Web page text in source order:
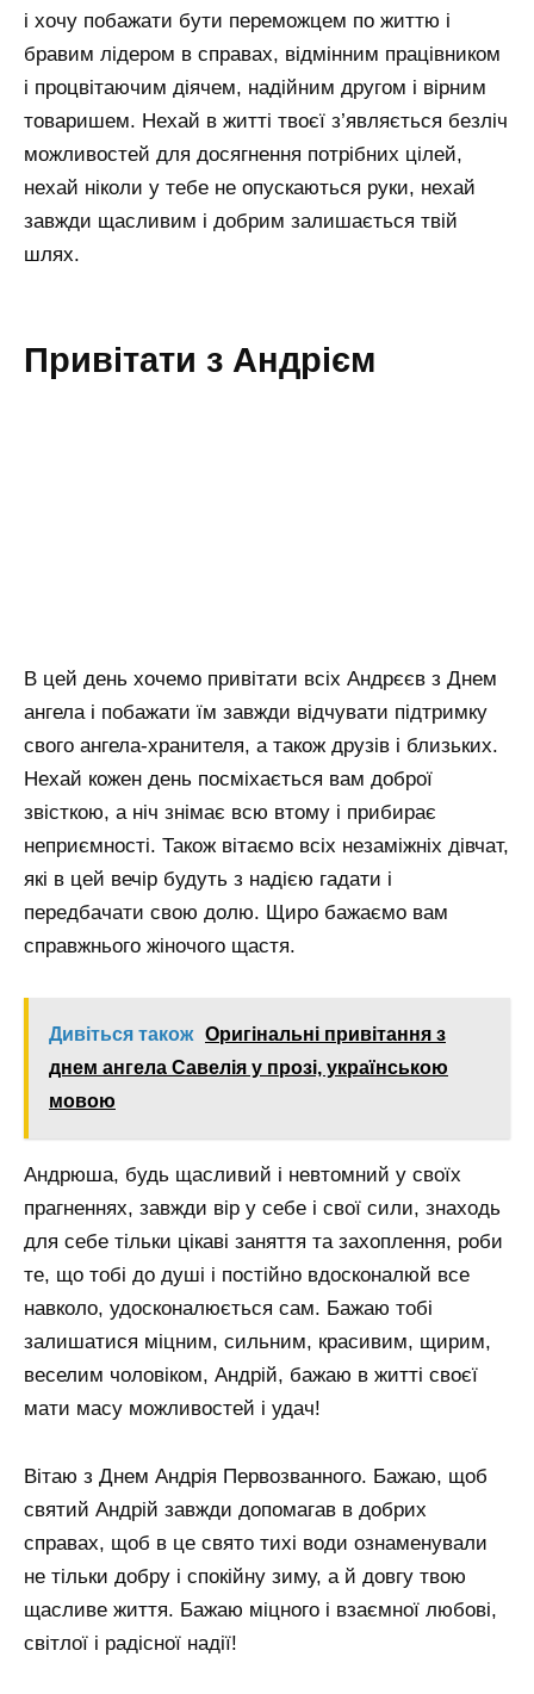
​​і хочу побажати бути переможцем по життю і
бравим лідером в справах, відмінним працівником
і процвітаючим діячем, надійним другом і вірним
товаришем. Нехай в житті твоєї з’являється безліч
можливостей для досягнення потрібних цілей,
нехай ніколи у тебе не опускаються руки, нехай
завжди щасливим і добрим залишається твій
шлях.
Привітати з Андрієм
В цей день хочемо привітати всіх Андрєєв з Днем
ангела і побажати їм завжди відчувати підтримку
свого ангела-хранителя, а також друзів і близьких.
Нехай кожен день посміхається вам доброї
звісткою, а ніч знімає всю втому і прибирає
неприємності. Також вітаємо всіх незаміжніх дівчат,
які в цей вечір будуть з надією гадати і
передбачати свою долю. Щиро бажаємо вам
справжнього жіночого щастя.
Дивіться також Оригінальні привітання з
днем ангела Савелія у прозі, українською
мовою
Андрюша, будь щасливий і невтомний у своїх
прагненнях, завжди вір у себе і свої сили, знаходь
для себе тільки цікаві заняття та захоплення, роби
те, що тобі до душі і постійно вдосконалюй все
навколо, удосконалюється сам. Бажаю тобі
залишатися міцним, сильним, красивим, щирим,
веселим чоловіком, Андрій, бажаю в житті своєї
мати масу можливостей і удач!
Вітаю з Днем Андрія Первозванного. Бажаю, щоб
святий Андрій завжди допомагав в добрих
справах, щоб в це свято тихі води ознаменували
не тільки добру і спокійну зиму, а й довгу твою
щасливе життя. Бажаю міцного і взаємної любові,
світлої і радісної надії!